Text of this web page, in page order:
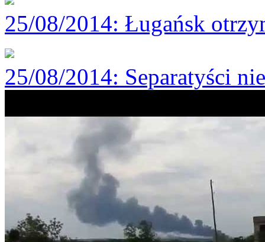
25/08/2014: Ługańsk
25/08/2014: Separatyści